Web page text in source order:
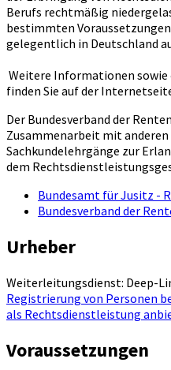
Berufs rechtmäßig
bestimmten
gelegentlich in Deutschland
Weitere Informationen
finden Sie auf der
Der Bundesverband der
Zusammenarbeit mit
Sachkundelehrgänge zur
dem
Bundesamt für Jusitz -
Bundesverband der
Urheber
Weiterleitungsdienst: Deep-
Registrierung von Personen
als Rechtsdienstleistung
Voraussetzungen